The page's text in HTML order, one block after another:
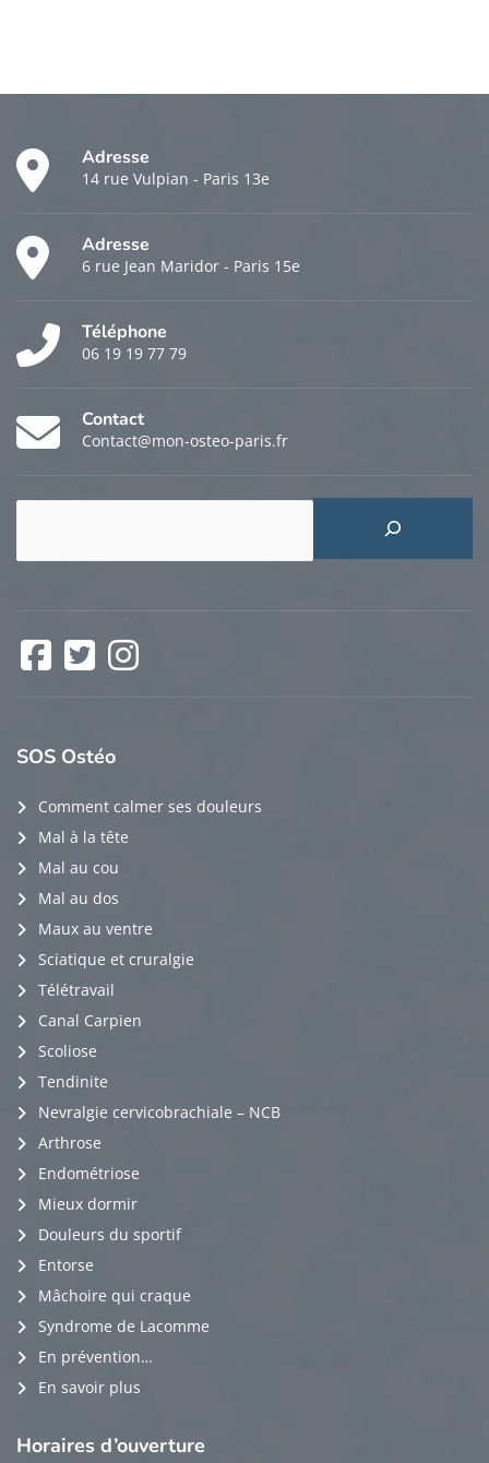
Adresse
14 rue Vulpian - Paris 13e
Adresse
6 rue Jean Maridor - Paris 15e
Téléphone
06 19 19 77 79
Contact
Contact@mon-osteo-paris.fr
Facebook
SOS Ostéo
Comment calmer ses douleurs
Mal à la tête
Mal au cou
Mal au dos
Maux au ventre
Sciatique et cruralgie
Télétravail
Canal Carpien
Scoliose
Tendinite
Nevralgie cervicobrachiale – NCB
Arthrose
Endométriose
Mieux dormir
Douleurs du sportif
Entorse
Mâchoire qui craque
Syndrome de Lacomme
En prévention…
En savoir plus
Horaires d’ouverture